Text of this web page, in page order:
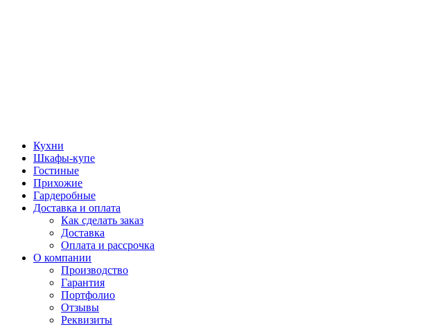
Кухни
Шкафы-купе
Гостиные
Прихожие
Гардеробные
Доставка и оплата
Как сделать заказ
Доставка
Оплата и рассрочка
О компании
Производство
Гарантия
Портфолио
Отзывы
Реквизиты